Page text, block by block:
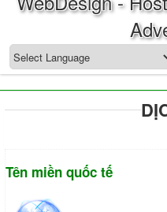
Tên miền quốc tế